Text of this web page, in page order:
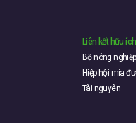
Liên kết hữu ích
Bộ nông nghiệp
Hiệp hội mía
Tài nguyên